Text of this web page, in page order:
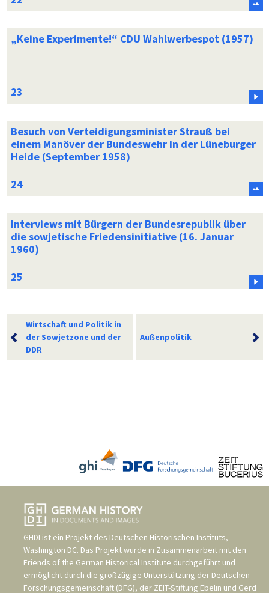
„Keine Experimente!“ CDU Wahlwerbespot (1957)
Besuch von Verteidigungsminister Strauß bei
einem Manöver der Bundeswehr in der Lüneburger
Heide (September 1958)
Interviews mit Bürgern der Bundesrepublik über
die sowjetische Friedensinitiative (16. Januar
1960)
Wirtschaft und Politik in
der Sowjetzone und der
DDR
Außenpolitik
GHDI ist ein Projekt des Deutschen Historischen Instituts,
Washington DC. Das Projekt wurde in Zusammenarbeit mit den
Friends of the German Historical Institute durchgeführt und
ermöglicht durch die großzügige Unterstützung der Deutschen
Forschungsgemeinschaft (DFG), der ZEIT-Stiftung Ebelin und Gerd